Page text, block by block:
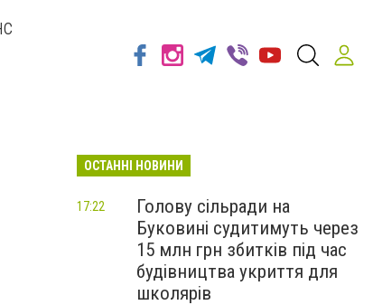
ОСТАННІ НОВИНИ
Голову сільради на
Буковині судитимуть через
15 млн грн збитків під час
будівництва укриття для
школярів
17:22